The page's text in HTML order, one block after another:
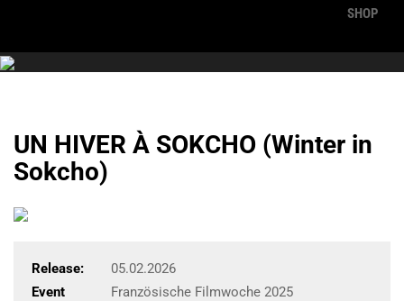
SHOP
UN HIVER À SOKCHO (Winter in
Sokcho)
Release:
05.02.2026
Event
Französische Filmwoche 2025